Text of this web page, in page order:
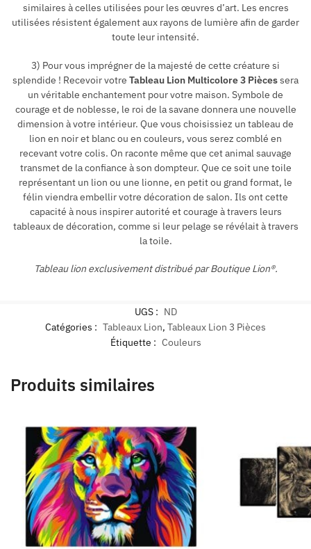
similaires à celles utilisées pour les œuvres d’art. Les encres
utilisées résistent également aux rayons de lumière afin de garder
toute leur intensité.
3) Pour vous imprégner de la majesté de cette créature si
splendide ! Recevoir votre Tableau Lion Multicolore 3 Piècessera
un véritable enchantement pour votre maison. Symbole de
courage et de noblesse, le roi de la savane donnera une nouvelle
dimension à votre intérieur. Que vous choisissiez un tableau de
lion en noir et blanc ou en couleurs, vous serez comblé en
recevant votre colis. On raconte même que cet animal sauvage
transmet de la confiance à son dompteur. Que ce soit une toile
représentant un lion ou une lionne, en petit ou grand format, le
félin viendra embellir votre décoration de salon. Ils ont cette
capacité à nous inspirer autorité et courage à travers leurs
tableaux de décoration, comme si leur pelage se révélait à travers
la toile.
Tableau lion exclusivement distribué par Boutique Lion®.
UGS : ND
Catégories : Tableaux Lion, Tableaux Lion 3 Pièces
Étiquette : Couleurs
Produits similaires